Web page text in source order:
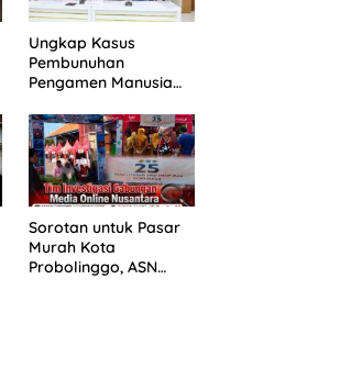
Ungkap Kasus
Pembunuhan
Pengamen Manusia
Probolinggo Kota
Tangkap Dua Pelaku
Sorotan untuk Pasar
Murah Kota
Probolinggo, ASN